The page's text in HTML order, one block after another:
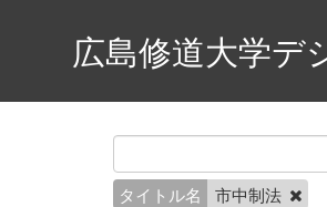
広島修道大学デ
タイトル名
市中制法